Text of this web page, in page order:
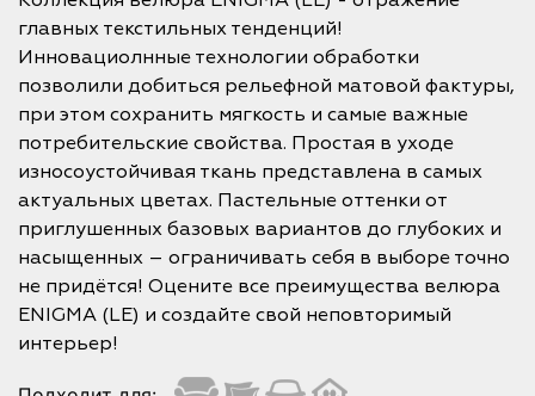
главных текстильных тенденций!
Инновациолнные технологии обработки
позволили добиться рельефной матовой фактуры,
при этом сохранить мягкость и самые важные
потребительские свойства. Простая в уходе
износоустойчивая ткань представлена в самых
актуальных цветах. Пастельные оттенки от
приглушенных базовых вариантов до глубоких и
насыщенных – ограничивать себя в выборе точно
не придётся! Оцените все преимущества велюра
ENIGMA (LE) и создайте свой неповторимый
интерьер!